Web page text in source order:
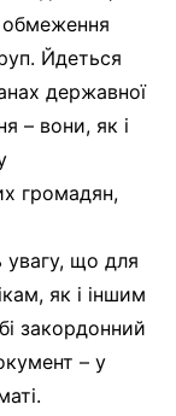
обмеження
Йдеться
державної
– вони, як і
громадян,
увагу, що для
як і іншим
закордонний
– у